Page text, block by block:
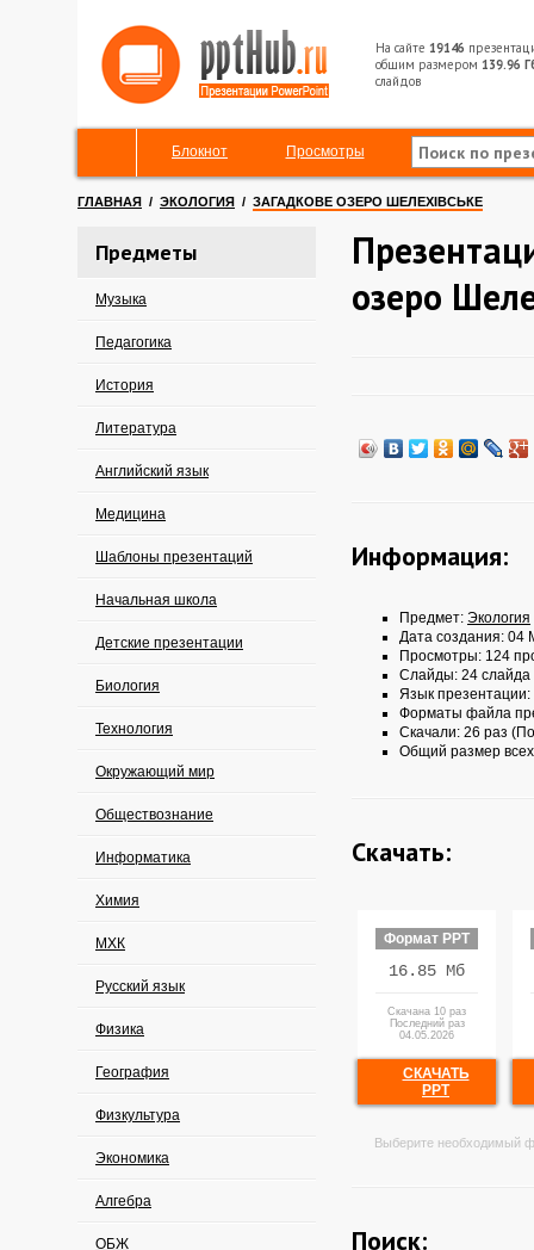
На сайте 19146
общим размером 139.96
слайдов
Блокнот Просмотры
ГЛАВНАЯ / ЭКОЛОГИЯ / ЗАГАДКОВЕ ОЗЕРО ШЕЛЕХІВСЬКЕ
Предметы
Музыка
Педагогика
История
Литература
Английский язык
Медицина
Шаблоны презентаций
Начальная школа
Детские презентации
Биология
Технология
Окружающий мир
Обществознание
Информатика
Химия
МХК
Русский язык
Физика
География
Физкультура
Экономика
Алгебра
ОБЖ
озеро
Информация:
Предмет: Экология
Дата создания: 04
Просмотры: 124
Слайды: 24 слайда
Язык презентации:
Форматы файла
Скачали: 26 раз
Общий размер
Скачать:
Формат PPT
16.85 Мб
Скачана 10 раз
Последний раз
04.05.2026
СКАЧАТЬ
PPT
Выберите необходимый
Поиск: